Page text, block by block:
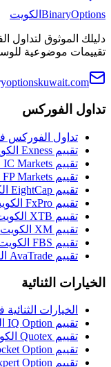
BinaryOptions الكويت
دليلك الموثوق لتداول
تقييمات موضوعية
تداول الفوركس
تداول الفوركس
تقييم Exness الكويت
تقييم IC Markets الكويت
تقييم FP Markets الكويت
تقييم EightCap الكويت
تقييم FxPro الكويت
تقييم XTB الكويت
تقييم XM الكويت
تقييم FBS الكويت
تقييم AvaTrade الكويت
الخيارات الثنائية
الخيارات
تقييم IQ Option الكويت
تقييم Quotex الكويت
تقييم Pocket Option الكويت
تقييم Expert Option الكويت